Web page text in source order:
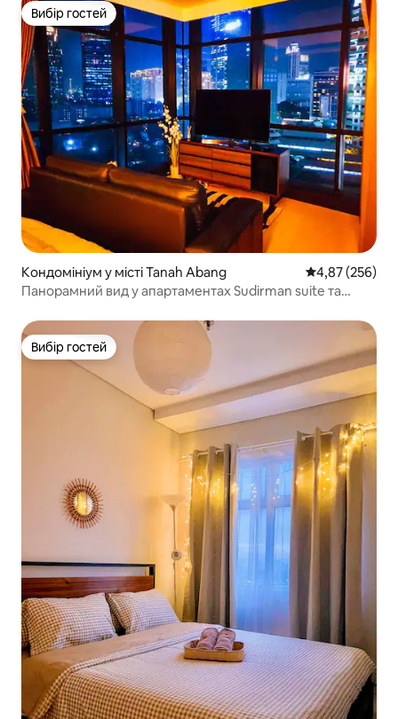
Вибір гостей
Вибір гостей
Кондомініум у місті Tanah Abang Середня
4,87 (256)
Панорамний вид у апартаментах Sudirman suite та
Вибір гостей
Вибір гостей